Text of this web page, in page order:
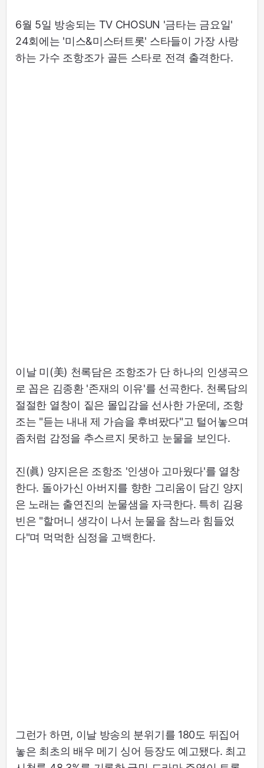
6월 5일 방송되는 TV CHOSUN '금타는 금요일'
24회에는 '미스&미스터트롯' 스타들이 가장 사랑
하는 가수 조항조가 골든 스타로 전격 출격한다.
이날 미(美) 천록담은 조항조가 단 하나의 인생곡으
로 꼽은 김종환 '존재의 이유'를 선곡한다. 천록담의
절절한 열창이 짙은 몰입감을 선사한 가운데, 조항
조는 "듣는 내내 제 가슴을 후벼팠다"고 털어놓으며
좀처럼 감정을 추스르지 못하고 눈물을 보인다.
진(眞) 양지은은 조항조 '인생아 고마웠다'를 열창
한다. 돌아가신 아버지를 향한 그리움이 담긴 양지
은 노래는 출연진의 눈물샘을 자극한다. 특히 김용
빈은 "할머니 생각이 나서 눈물을 참느라 힘들었
다"며 먹먹한 심정을 고백한다.
그런가 하면, 이날 방송의 분위기를 180도 뒤집어
놓은 최초의 배우 메기 싱어 등장도 예고됐다. 최고